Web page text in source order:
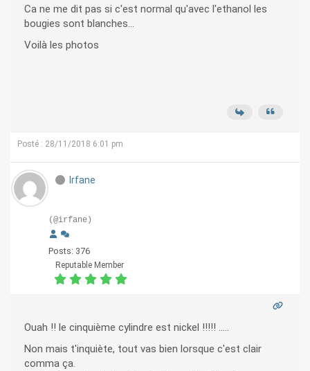
Ca ne me dit pas si c'est normal qu'avec l'ethanol les
bougies sont blanches...
Voilà les photos
Posté : 28/11/2018 6:01 pm
Irfane
(@irfane)
Posts: 376
Reputable Member
Ouah !! le cinquième cylindre est nickel !!!!! .....
Non mais t'inquiète, tout vas bien lorsque c'est clair
comma ça.